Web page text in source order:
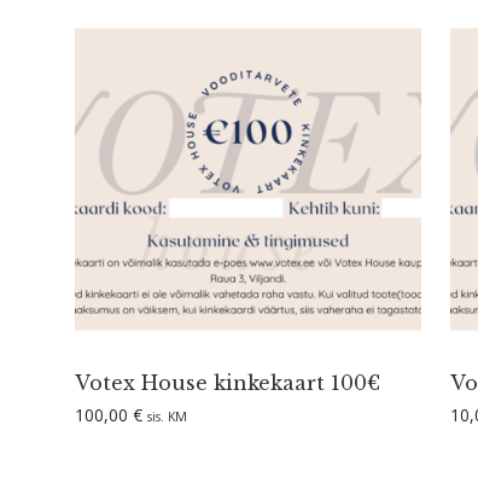
Votex House kinke­kaart 100€
100,00 € sis. KM